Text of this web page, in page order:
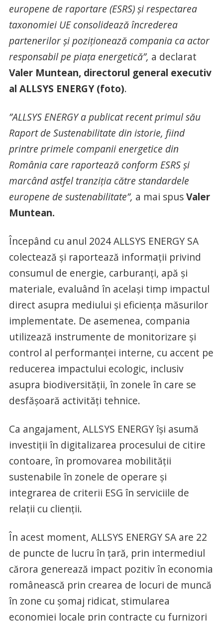
europene de raportare (ESRS) și respectarea
taxonomiei UE consolidează încrederea
partenerilor și poziționează compania ca actor
responsabil pe piața energetică”, a declarat
Valer Muntean, directorul general executiv
al ALLSYS ENERGY (foto).
”ALLSYS ENERGY a publicat recent primul său
Raport de Sustenabilitate din istorie, fiind
printre primele companii energetice din
România care raportează conform ESRS și
marcând astfel tranziția către standardele
europene de sustenabilitate”, a mai spusValer
Muntean.
Începând cu anul 2024 ALLSYS ENERGY SA
colectează și raportează informații privind
consumul de energie, carburanți, apă și
materiale, evaluând în același timp impactul
direct asupra mediului și eficiența măsurilor
implementate. De asemenea, compania
utilizează instrumente de monitorizare și
control al performanței interne, cu accent pe
reducerea impactului ecologic, inclusiv
asupra biodiversității, în zonele în care se
desfășoară activități tehnice.
Ca angajament, ALLSYS ENERGY își asumă
investiții în digitalizarea procesului de citire
contoare, în promovarea mobilității
sustenabile în zonele de operare și
integrarea de criterii ESG în serviciile de
relații cu clienții.
În acest moment, ALLSYS ENERGY SA are 22
de puncte de lucru în țară, prin intermediul
cărora generează impact pozitiv în economia
românească prin crearea de locuri de muncă
în zone cu șomaj ridicat, stimularea
economiei locale prin contracte cu furnizori